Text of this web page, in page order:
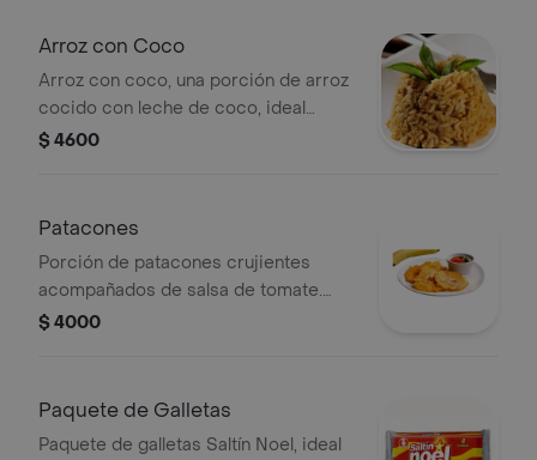
Arroz con Coco
Arroz con coco, una porción de arroz
cocido con leche de coco, ideal
como acompañamiento.
$ 4600
Patacones
Porción de patacones crujientes
acompañados de salsa de tomate.
Ideales como entrada o
$ 4000
Paquete de Galletas
Paquete de galletas Saltín Noel, ideal